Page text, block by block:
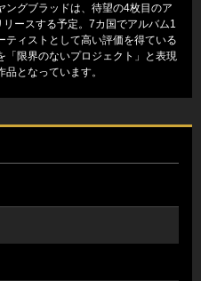
ングブラッドは、待望の4枚目のア
ースする予定。7カ国でアルバム1
ィストとして高い評価を得ている
「限界のないプロジェクト」と表現
となっています。